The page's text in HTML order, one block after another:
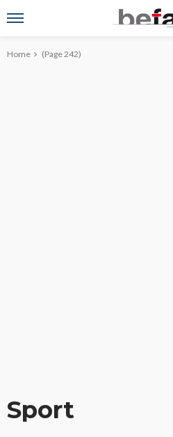
Home (Page 242)
Sport